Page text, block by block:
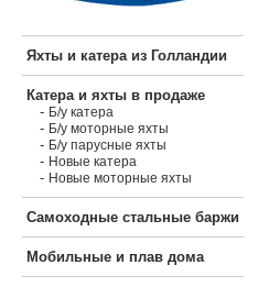
Яхты и катера из Голландии
Катера и яхты в продаже
- Б/у катера
- Б/у моторные яхты
- Б/у парусные яхты
- Новые катера
- Новые моторные яхты
Самоходные стальные баржи
Мобильные и плав дома